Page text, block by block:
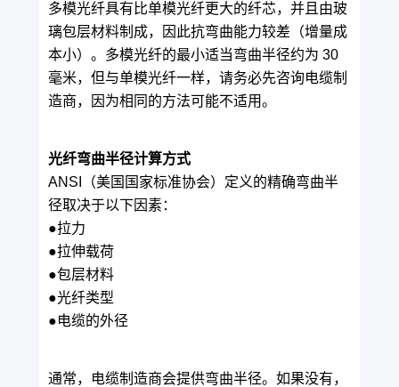
多模光纤具有比单模光纤更大的纤芯，并且由玻
璃包层材料制成，因此抗弯曲能力较差（增量成
本小）。多模光纤的最小适当弯曲半径约为 30
毫米，但与单模光纤一样，请务必先咨询电缆制
造商，因为相同的方法可能不适用。
光纤弯曲半径计算方式
ANSI（美国国家标准协会）定义的精确弯曲半
径取决于以下因素：
●拉力
●拉伸载荷
●包层材料
●光纤类型
●电缆的外径
通常，电缆制造商会提供弯曲半径。如果没有，